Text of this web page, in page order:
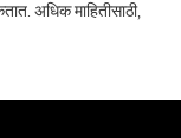
अधिक माहितीसाठी,